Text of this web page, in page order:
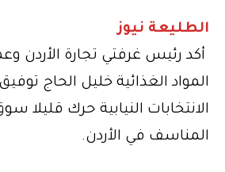
الطليعة نيوز
أكد رئيس غرفتي تجارة الأردن
المواد الغذائية خليل الحاج
الانتخابات النيابية حرك قليلا
المناسف في الأردن.